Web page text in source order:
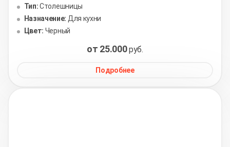
Тип:Столешницы
Назначение: Для кухни
Цвет: Черный
от 25.000руб.
Подробнее